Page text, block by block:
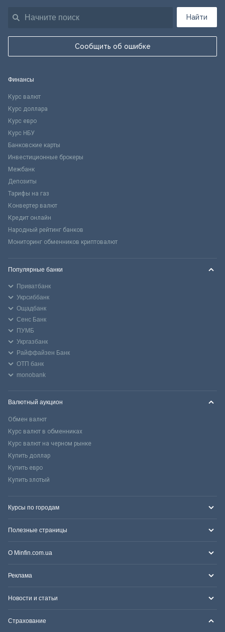
Найти
Сообщить об ошибке
Финансы
Курс валют
Курс доллара
Курс евро
Курс НБУ
Банковские карты
Инвестиционные брокеры
Межбанк
Депозиты
Тарифы на газ
Конвертер валют
Кредит онлайн
Народный рейтинг банков
Мониторинг обменников криптовалют
Популярные банки
Приватбанк
Укрсиббанк
Ощадбанк
Сенс Банк
ПУМБ
Укргазбанк
Райффайзен Банк
ОТП банк
monobank
Валютный аукцион
Обмен валют
Курс валют в обменниках
Курс валют на черном рынке
Купить доллар
Купить евро
Купить злотый
Курсы по городам
Полезные страницы
О Minfin.com.ua
Реклама
Новости и статьи
Страхование